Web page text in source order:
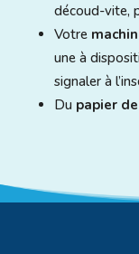
découd-vite,
Votre
une à
signaler à
Du papier